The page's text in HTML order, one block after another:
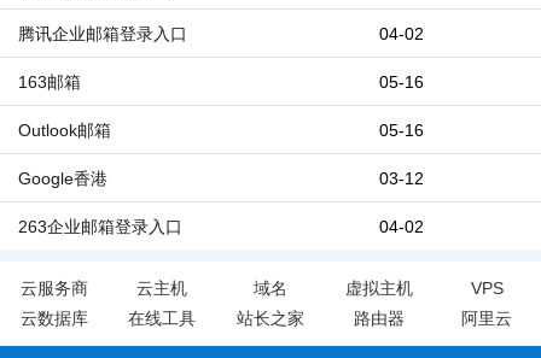
04-02
腾讯企业邮箱登录入口
05-16
163邮箱
05-16
Outlook邮箱
03-12
Google香港
04-02
263企业邮箱登录入口
云服务商 云主机 域名 虚拟主机
VPS
云数据库
在线工具 站长之家 路由器 阿里云